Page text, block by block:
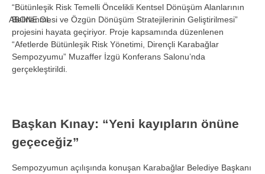
ABONE OL
“Bütünleşik Risk Temelli Öncelikli Kentsel Dönüşüm Alanlarının
Belirlenmesi ve Özgün Dönüşüm Stratejilerinin Geliştirilmesi”
projesini hayata geçiriyor. Proje kapsamında düzenlenen
“Afetlerde Bütünleşik Risk Yönetimi, Dirençli Karabağlar
Sempozyumu” Muzaffer İzgü Konferans Salonu’nda
gerçekleştirildi.
Başkan Kınay: “Yeni kayıpların önüne
geçeceğiz”
Sempozyumun açılışında konuşan Karabağlar Belediye Başkanı